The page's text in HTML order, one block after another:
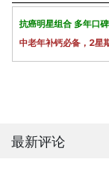
抗癌明星组合 多年口
中老年补钙必备，2星
最新评论